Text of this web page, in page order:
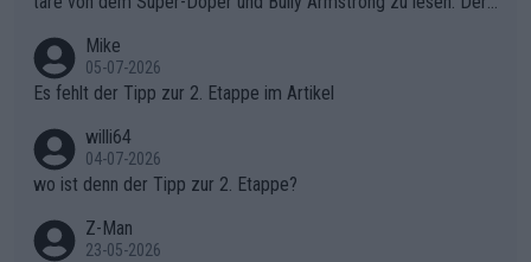
r die gehört nicht in dieses Medium!
Mike
05-07-2026
Es fehlt der Tipp zur 2. Etappe im Artikel
willi64
04-07-2026
wo ist denn der Tipp zur 2. Etappe?
Z-Man
23-05-2026